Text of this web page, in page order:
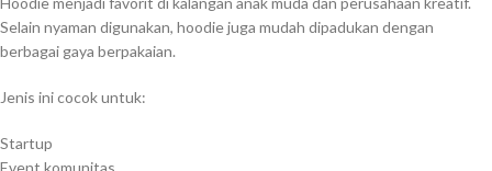
Selain nyaman digunakan, hoodie juga mudah dipadukan dengan
berbagai gaya berpakaian.
Jenis ini cocok untuk:
Startup
Event komunitas